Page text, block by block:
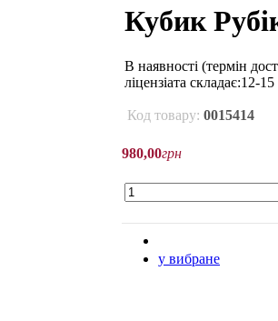
Кубик
В наявності (термін
ліцензіата складає:12-
Код товару: 0015414
980,00грн
у вибране